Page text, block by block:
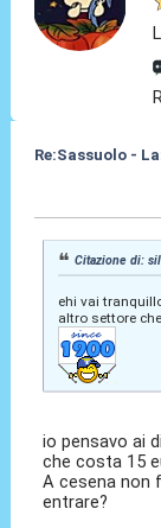
Re:Sassuolo -
Citazione di:
ehi vai
altro settore
io pensavo ai
che costa 15
A cesena non
entrare?